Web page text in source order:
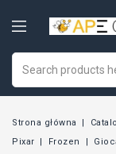
Strona główna
Pixar
Frozen